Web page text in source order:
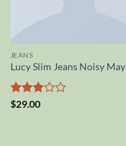
JEANS
Lucy Slim Jeans Noisy May
Valutato
$29.00